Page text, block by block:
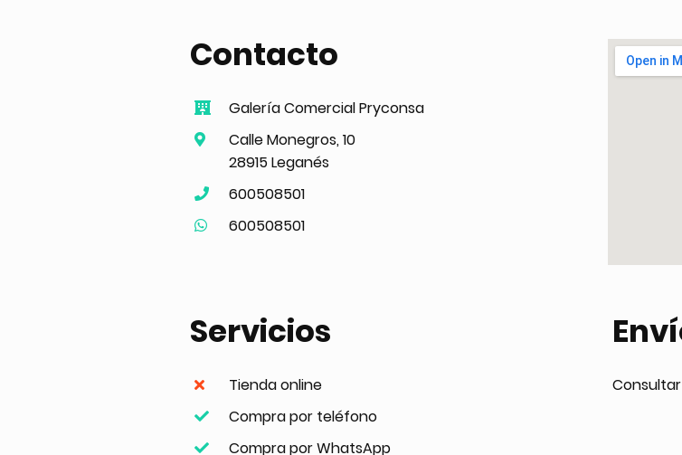
Contacto
Galería Comercial Pryconsa
Calle Monegros, 10
28915 Leganés
600508501
600508501
Servicios
Tienda online
Compra por teléfono
Compra por WhatsApp